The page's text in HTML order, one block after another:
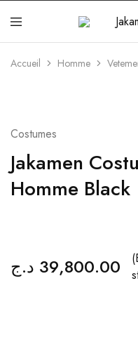
Jakamen
Algérie
Accueil Homme
Costumes
Jakamen
Homme Black
39,800.00 د.ج